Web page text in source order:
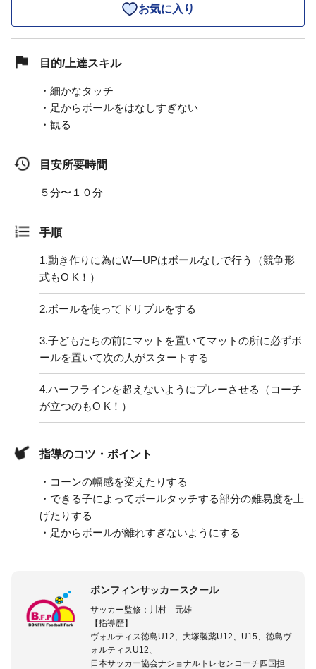
お気に入り
目的/上達スキル
・細かなタッチ
・足からボールをはなしすぎない
・観る
目安所要時間
５分〜１０分
手順
1.動き作りに為にW―UPはボールなしで行う（競争形
式もO K！）
2.ボールを使ってドリブルをする
3.子どもたちの前にマットを置いてマットの所に必ずボ
ールを置いて次の人がスタートする
4.ハーフラインを超えないようにプレーさせる（コーチ
が立つのもO K！）
指導のコツ・ポイント
・コーンの幅感を変えたりする
・できる子によってボールタッチする部分の難易度を上
げたりする
・足からボールが離れすぎないようにする
ボンフィンサッカースクール
サッカー監修：川村 元雄
【指導歴】
ヴォルティス徳島U12、大塚製薬U12、U15、徳島ヴ
ォルティスU12、
日本サッカー協会ナショナルトレセンコーチ四国担